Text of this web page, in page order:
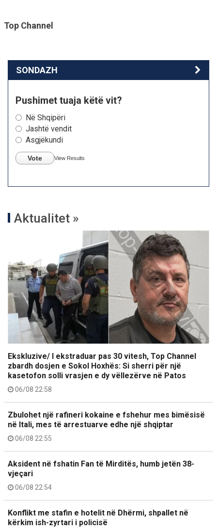
Top Channel
SONDAZH
Pushimet tuaja këtë vit?
Në Shqipëri
Jashtë vendit
Asgjëkundi
Vote View Results
Aktualitet »
Ekskluzive/ I ekstraduar pas 30 vitesh, Top Channel
zbardh dosjen e Sokol Hoxhës: Si sherri për një
kasetofon solli vrasjen e dy vëllezërve në Patos
06/08 22:58
Zbulohet një rafineri kokaine e fshehur mes bimësisë
në Itali, mes të arrestuarve edhe një shqiptar
06/08 22:55
Aksident në fshatin Fan të Mirditës, humb jetën 38-
vjeçari
06/08 22:54
Konflikt me stafin e hotelit në Dhërmi, shpallet në
kërkim ish-zyrtari i policisë